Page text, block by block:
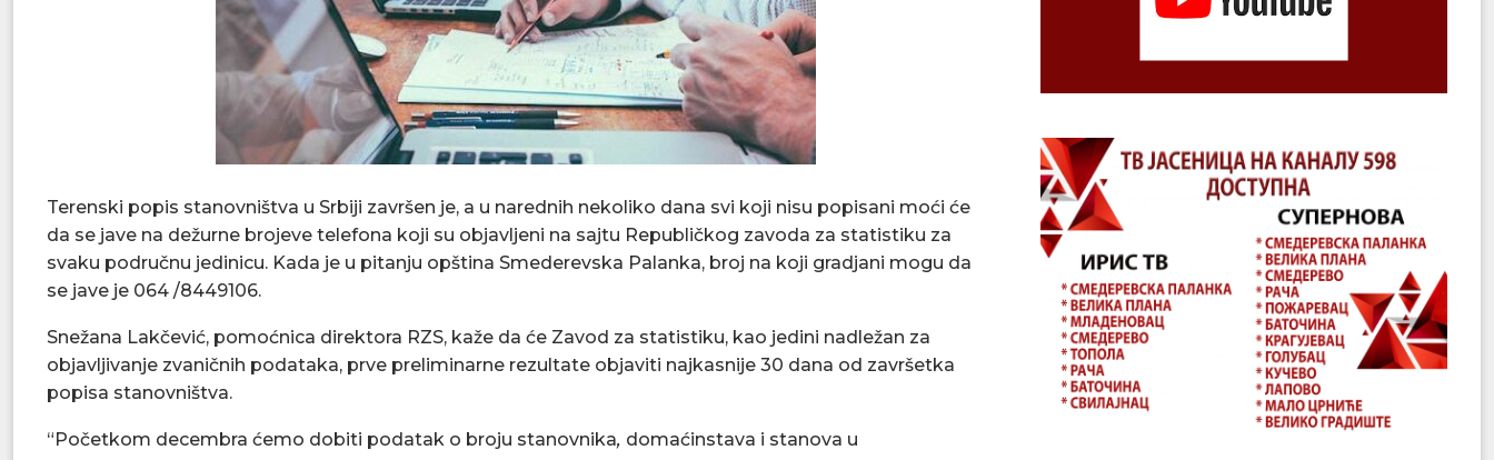
Terenski popis stanovništva u Srbiji završen je, a u narednih nekoliko dana svi koji nisu popisani moći će
da se jave na dežurne brojeve telefona koji su objavljeni na sajtu Republičkog zavoda za statistiku za
svaku područnu jedinicu. Kada je u pitanju opština Smederevska Palanka, broj na koji gradjani mogu da
se jave je 064 /8449106.
Snežana Lakčević, pomoćnica direktora RZS, kaže da će Zavod za statistiku, kao jedini nadležan za
objavljivanje zvaničnih podataka, prve preliminarne rezultate objaviti najkasnije 30 dana od završetka
popisa stanovništva.
“Početkom decembra ćemo dobiti podatak o broju stanovnika, domaćinstava i stanova u